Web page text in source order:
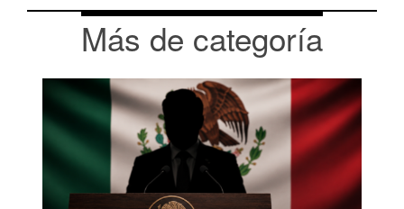
Más de categoría